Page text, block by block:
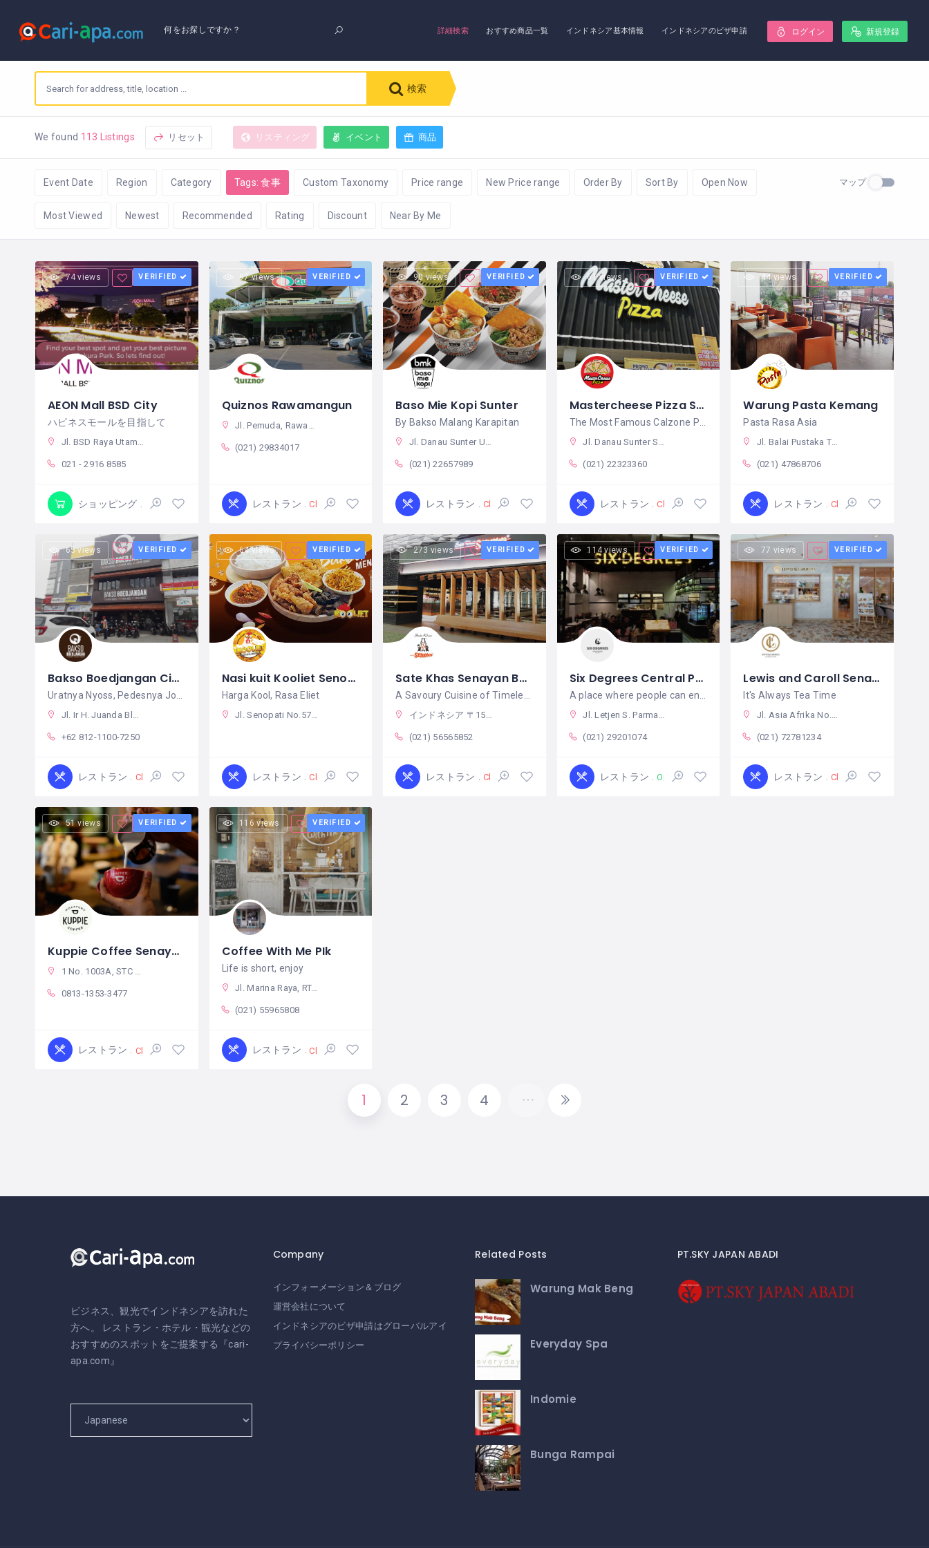
何をお探しですか？ 詳細検索 おすすめ商品一覧 インドネシア基本情報 インドネシアのビザ申請 ログイン 新規登録
検索
We found 113 Listings リセット リスティング イベント 商品
Event Date Region Category Tags: 食事 Custom Taxonomy Price range New Price range Order By Sort By Open Now
Most Viewed Newest Recommended Rating Discount Near By Me
マップ
74 views VERIFIED
AEON Mall BSD City
ハピネスモールを目指して
Jl. BSD Raya Utama, Pagedangan, Kec. Pagedangan, Tangerang, Banten 15345 インドネシア
021 - 2916 8585
ショッピング Closed
97 views VERIFIED
Quiznos Rawamangun
Jl. Pemuda, Rawamangun, Kec. Pulo Gadung, Kota Jakarta Timur, Daerah Khusus Ibukota Jakarta, インドネシア
(021) 29834017
レストラン Closed
90 views VERIFIED
Baso Mie Kopi Sunter
By Bakso Malang Karapitan
Jl. Danau Sunter Utara No.Kav. II, RT.14/RW.13, Sunter Agung, Tj. Priok, Kota Jkt Utara, Daerah Khusus Ibukota Jakarta 14350 インドネシア
(021) 22657989
レストラン Closed
61 views VERIFIED
Mastercheese Pizza Sunter
Jl. Danau Sunter Selatan No.39, RT.15/RW.16, Sunter Agung, Tj. Priok, Kota Jkt Utara, Daerah Khusus Ibukota Jakarta 14350 インドネシア
(021) 22323360
レストラン Closed
44 views VERIFIED
Warung Pasta Kemang
Pasta Rasa Asia
Jl. Balai Pustaka Timur No.53, RT.5/RW.10, Rawamangun, Kec. Pulo Gadung, Kota Jakarta Timur, Daerah Khusus Ibukota Jakarta 13220 インドネシア
(021) 47868706
レストラン Closed
65 views VERIFIED
Bakso Boedjangan Ciputat
Jl. Ir H. Juanda Blok Karyawan I No.83, RT.2/RW.1, Ciputat, Kec. Ciputat, Kota Tangerang Selatan, Banten 15411 インドネシア
+62 812-1100-7250
レストラン Closed
64 views VERIFIED
Nasi kuit Kooliet Senopati
Harga Kool, Rasa Eliet
Jl. Senopati No.57, RT.8/RW.4, Selong, Kec. Kby. Baru, Kota Jakarta Selatan, Daerah Khusus Ibukota Jakarta 12110 インドネシア
レストラン Closed
273 views VERIFIED
Sate Khas Senayan Bandara Soekarno-Hatta
インドネシア 〒15126 バンテン Tangerang City, Benda
(021) 56565852
レストラン Closed
114 views VERIFIED
Six Degrees Central Park
Jl. Letjen S. Parman No.Kav. 28, RT.3/RW.5, Tj. Duren Sel., Kec. Grogol petamburan, Kota Jakarta Barat, Daerah Khusus Ibukota Jakarta 11470 インドネシア
(021) 29201074
レストラン Open
77 views VERIFIED
Lewis and Caroll Senayan
It's Always Tea Time
Jl. Asia Afrika No.19, RT.1/RW.3, Gelora, Kecamatan Tanah Abang, Kota Jakarta Pusat, Daerah Khusus Ibukota Jakarta 10270 インドネシア
(021) 72781234
レストラン Closed
51 views VERIFIED
Kuppie Coffee Senayan
1 No. 1003A, STC Senayan Lantai, Jl. Asia Afrika, RT.1/RW.3, Pintu IX, Kecamatan Tanah Abang, Kota Jakarta Pusat, Daerah Khusus Ibukota Jakarta 10270 インドネシア
0813-1353-3477
レストラン Closed
116 views VERIFIED
Coffee With Me PIk
Life is short, enjoy
Jl. Marina Raya, RT.7/RW.2, Kamal Muara, Kec. Penjaringan, Kota Jkt Utara, Daerah Khusus Ibukota Jakarta, インドネシア
(021) 55965808
レストラン Closed
1 2 3 4
ビジネス、観光でインドネシアを訪れた
方へ。 レストラン・ホテル・観光などの
おすすめのスポットをご提案する『cari-
apa.com』
Company
インフォーメーション＆ブログ
運営会社について
インドネシアのビザ申請はグローバルアイ
プライバシーポリシー
Related Posts
Warung Mak Beng
Everyday Spa
Indomie
Bunga Rampai
PT.SKY JAPAN ABADI